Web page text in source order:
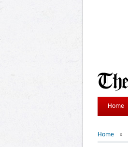
Home
Home